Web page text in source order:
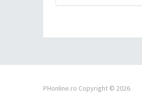
PHonline.ro Copyright © 2026.